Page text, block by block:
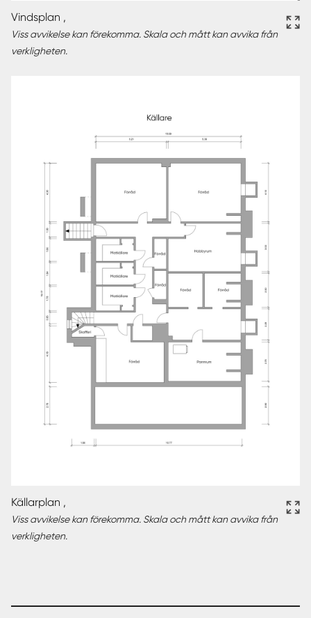
Vindsplan ,
Viss avvikelse kan förekomma. Skala och mått kan avvika från
verkligheten.
Källarplan ,
Viss avvikelse kan förekomma. Skala och mått kan avvika från
verkligheten.